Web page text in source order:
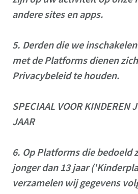
andere sites en apps.
5. Derden die we
met de Platforms dienen
Privacybeleid te houden.
SPECIAAL VOOR KINDEREN
JAAR
6. Op Platforms die bedoeld
jonger dan 13 jaar
verzamelen wij gegevens